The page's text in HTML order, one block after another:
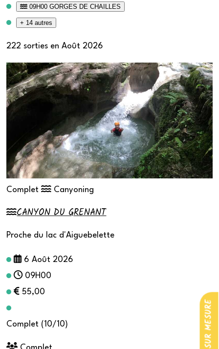
09H00 GORGES DE CHAILLES
+ 14 autres
222 sorties en Août 2026
Complet Canyoning
CANYON DU GRENANT
Proche du lac d'Aiguebelette
6 Août 2026
09H00
55,00
Complet (10/10)